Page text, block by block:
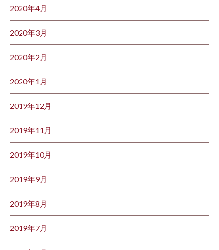
2020年4月
2020年3月
2020年2月
2020年1月
2019年12月
2019年11月
2019年10月
2019年9月
2019年8月
2019年7月